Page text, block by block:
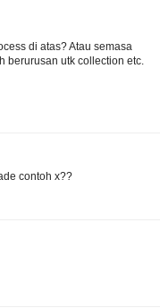
di atas? Atau semasa
berurusan utk collection etc.
contoh x??